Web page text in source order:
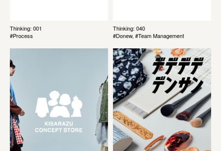
Thinking: 001
#Process
Thinking: 040
#Donew, #Team Management